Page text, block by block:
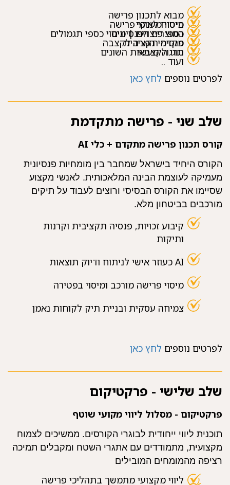
מבוא לתכנון פרישה
מיסוי מענקי פרישה
ביטוח לאומי
המוצרים הפנסיונים
כספי פיצויים | מיסוי כספי תגמולים
מקדמי המרה לקצבה
פנסיה תקציבית
סוגי הקצבאות השונים
תרגול מעשי
ועוד ..
לפרטים נוספים לחץ כאן
שלב שני - פרישה מתקדמת
קורס תכנון פרישה מתקדם + כלי AI
הקורס היחיד בישראל שמחבר בין מומחיות פנסיונית
מעמיקה לעוצמת הבינה המלאכותית. לאנשי מקצוע
שסיימו את הקורס הבסיסי ורוצים לעבוד על תיקים
מורכבים בביטחון מלא.
קיבוע זכויות, פנסיה תקציבית וקרנות
ותיקות
AI כעוזר אישי לניתוח ודיוק תוצאות
מיסוי פרישה מורכב ומיסוי בפטירה
צמיחה עסקית ובניית תיק לקוחות נאמן
לפרטים נוספים לחץ כאן
שלב שלישי - פרקטיקום
פרקטיקום - מסלול ליווי מקועי שוטף
תוכנית ליווי ייחודית לבוגרי הקורסים. ממשיכים לצמוח
מקצועית, מתמודדים עם אתגרי השטח ומקבלים תמיכה
רציפה מהמומחים המובילים
ליווי מקצועי מתמשך בתהליכי פרישה